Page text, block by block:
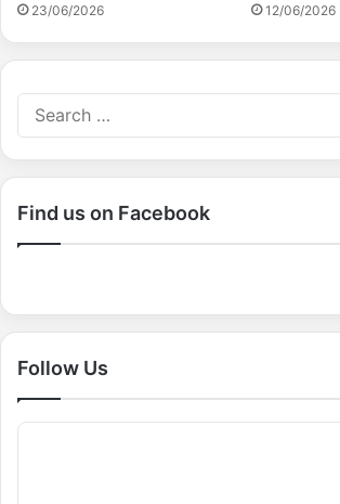
23/06/2026 12/06/2026
Find us on Facebook
Follow Us